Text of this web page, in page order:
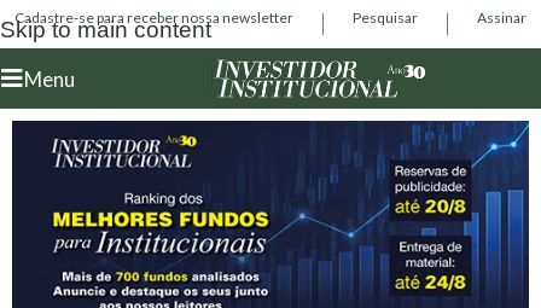
Skip to main content
Cadastre-se para receber nossa newsletter Pesquisar Assinar
Menu